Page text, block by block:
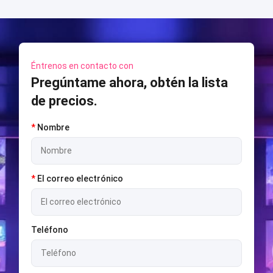
Éntrenos en contacto con
Pregúntame ahora, obtén la lista
de precios.
* Nombre
* El correo electrónico
Teléfono